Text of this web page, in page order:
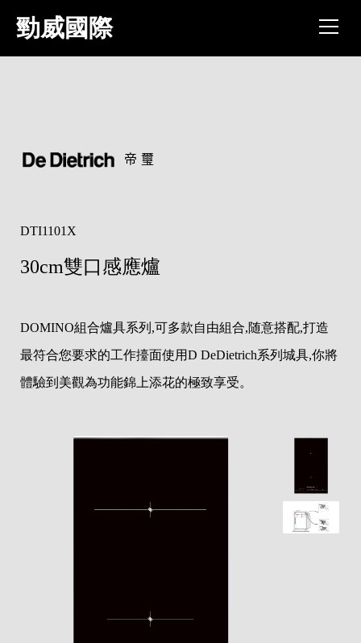
跳
到
主
勁威國際
帝璽
DTI1101X
30cm雙口感應爐
DOMINO組合爐具系列,可多款自由組合,随意搭配,打造
最符合您要求的工作擡面使用D DeDietrich系列城具,你將
體驗到美觀為功能錦上添花的極致享受。